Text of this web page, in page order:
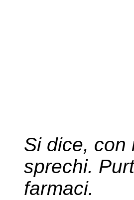
Si dice, con
sprechi.
farmaci.